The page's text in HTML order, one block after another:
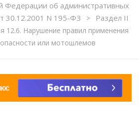
Федерации об административных
30.12.2001 N 195-ФЗ
> Раздел II
12.6. Нарушение правил применения
или мотошлемов